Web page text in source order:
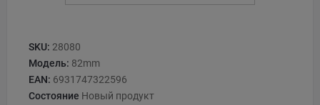
SKU: 28080
Модель: 82mm
EAN: 6931747322596
Состояние Новый продукт